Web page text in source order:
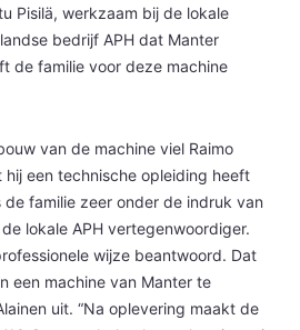
Pisilä, werkzaam bij de lokale
bedrijf APH dat Manter
de familie voor deze machine
van de machine viel Raimo
een technische opleiding heeft
familie zeer onder de indruk van
lokale APH vertegenwoordiger.
wijze beantwoord. Dat
een machine van Manter te
uit. “Na oplevering maakt de